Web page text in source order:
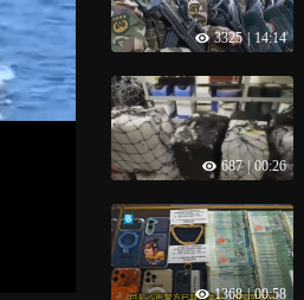
3325 | 14:14
687 | 00:26
1368 | 00:58